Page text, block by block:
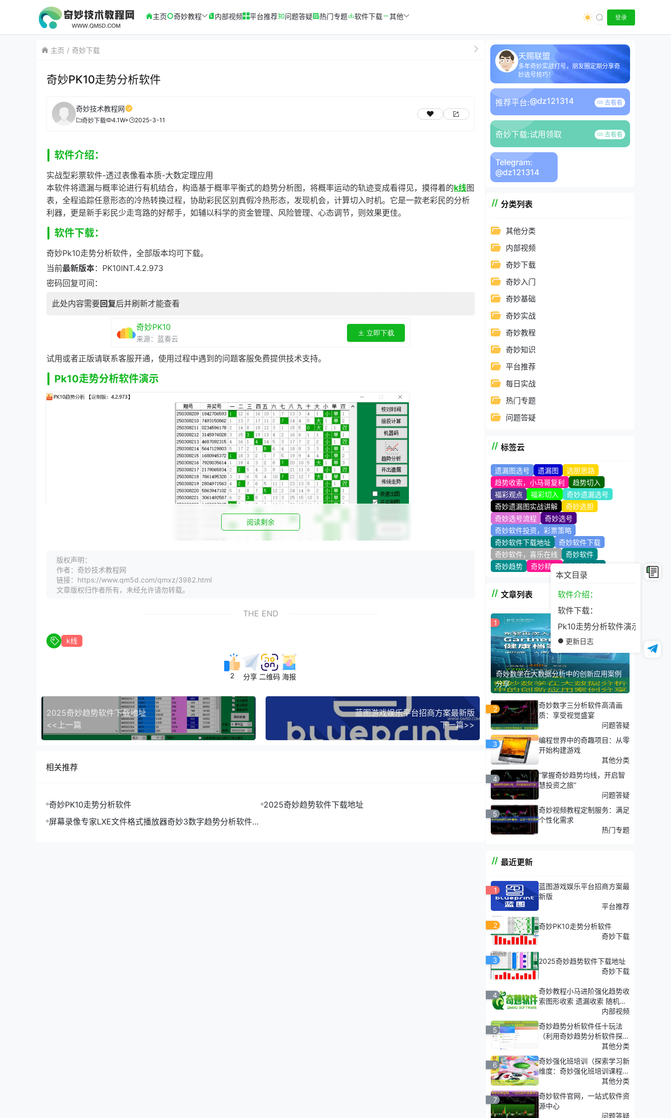
本文目录
软件介绍：
软件下载：
Pk10走势分析软件演示
更新日志
主页 奇妙教程 内部视频 平台推荐 问题答疑 热门专题 软件下载 其他 登录
主页 奇妙下载
奇妙PK10走势分析软件
奇妙技术教程网
奇妙下载 4.1W+ 2025-3-11
软件介绍：
实战型彩票软件-透过表像看本质-大数定理应用
本软件将遗漏与概率论进行有机结合，构造基于概率平衡式的趋势分析图，将概率运动的轨迹变成看得见，摸得着的k线图
表，全程追踪任意形态的冷热转换过程，协助彩民区别真假冷热形态，发现机会，计算切入时机。它是一款老彩民的分析
利器，更是新手彩民少走弯路的好帮手，如辅以科学的资金管理、风险管理、心态调节，则效果更佳。
软件下载：
奇妙Pk10走势分析软件，全部版本均可下载。
当前最新版本：PK10INT.4.2.973
密码回复可间：
此处内容需要回复后并刷新才能查看
奇妙PK10
来源：蓝奏云
立即下载
试用或者正版请联系客服开通，使用过程中遇到的问题客服免费提供技术支持。
Pk10走势分析软件演示
更新日志
2025-3-11：最新版
阅读剩余
版权声明：
作者：奇妙技术教程网
链接：https://www.qm5d.com/qmxz/3982.html
文章版权归作者所有，未经允许请勿转载。
THE END
k线
2 分享 二维码 海报
2025奇妙趋势软件下载地址
<<上一篇
蓝图游戏娱乐平台招商方案最新版
下一篇>>
相关推荐
奇妙PK10走势分析软件
2025奇妙趋势软件下载地址
屏幕录像专家LXE文件格式播放器奇妙3数字趋势分析软件专
天赐联盟
多年奇妙实战打号，朋友圈定期分享奇
妙选号技巧！
推荐平台:@dz121314 去看看
奇妙下载:试用领取 去看看
Telegram:
@dz121314
分类列表
其他分类
内部视频
奇妙下载
奇妙入门
奇妙基础
奇妙实战
奇妙教程
奇妙知识
平台推荐
每日实战
热门专题
问题答疑
标签云
遗漏图选号 遗漏图
选胆思路
趋势收索，小马哥复利
趋势切入
福彩观点
福彩切入
奇妙遗漏选号
奇妙遗漏图实战讲解
奇妙选胆
奇妙选号流程
奇妙选号
奇妙软件投资，彩票策略
奇妙软件下载地址
奇妙软件下载
奇妙软件，喜乐在线
奇妙软件
奇妙趋势
奇妙精髓 奇妙技术站
文章列表
1
奇妙数学在大数据分析中的创新应用案例
分享
2
奇妙数字三分析软件高清画
质：享受视觉盛宴
问题答疑
3
编程世界中的奇趣项目：从零
开始构建游戏
其他分类
4
“掌握奇妙趋势均线，开启智
慧投资之旅”
问题答疑
5
奇妙视频教程定制服务：满足
个性化需求
热门专题
最近更新
1
蓝图游戏娱乐平台招商方案最
新版
平台推荐
2
奇妙PK10走势分析软件
奇妙下载
3
2025奇妙趋势软件下载地址
奇妙下载
4
奇妙教程小马进阶强化趋势收
索图形收索 遗漏收索 随机收
内部视频
5
奇妙趋势分析软件任十玩法
（利用奇妙趋势分析软件探
索'任十玩法'的深度策略）
其他分类
6
奇妙强化班培训（探索学习新
维度：奇妙强化班培训课程介
其他分类
7
奇妙软件官网，一站式软件资
源中心
问题答疑